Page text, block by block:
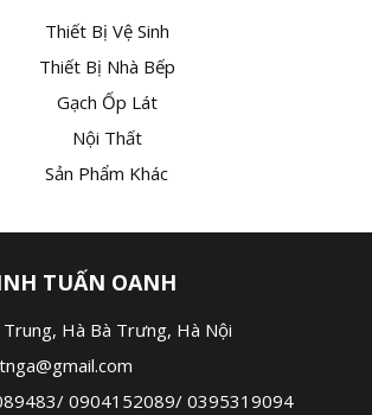
Thiết Bị Vệ Sinh
Thiết Bị Nhà Bếp
Gạch Ốp Lát
Nội Thất
Sản Phẩm Khác
TUẤN OANH
Hà Bà Trưng, Hà Nội
/ 0904152089/ 0395319094